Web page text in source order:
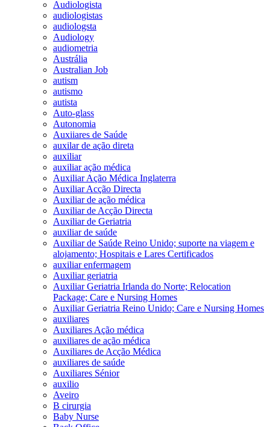
Audiologista
audiologistas
audiologsta
Audiology
audiometria
Austrália
Australian Job
autism
autismo
autista
Auto-glass
Autonomia
Auxiiares de Saúde
auxilar de ação direta
auxiliar
auxiliar ação médica
Auxiliar Ação Médica Inglaterra
Auxiliar Acção Directa
Auxiliar de ação médica
Auxiliar de Acção Directa
Auxiliar de Geriatria
auxiliar de saúde
Auxiliar de Saúde Reino Unido; suporte na viagem e
alojamento; Hospitais e Lares Certificados
auxiliar enfermagem
Auxiliar geriatria
Auxiliar Geriatria Irlanda do Norte; Relocation
Package; Care e Nursing Homes
Auxiliar Geriatria Reino Unido; Care e Nursing Homes
auxiliares
Auxiliares Ação médica
auxiliares de ação médica
Auxiliares de Acção Médica
auxiliares de saúde
Auxiliares Sénior
auxilio
Aveiro
B cirurgia
Baby Nurse